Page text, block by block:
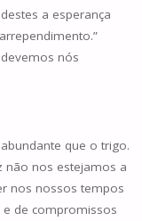
a esperança
nós
que o trigo.
não nos estejamos a
nos nossos tempos
e de compromissos